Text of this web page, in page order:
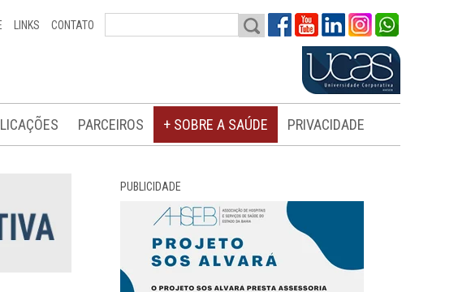
LINKS CONTATO
PARCEIROS + SOBRE A SAÚDE PRIVACIDADE
PUBLICIDADE